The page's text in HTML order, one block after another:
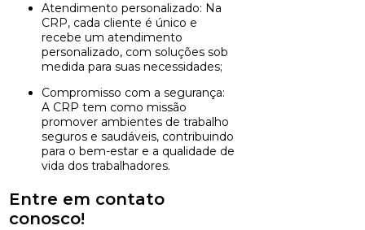
Atendimento personalizado: Na
CRP, cada cliente é único e
recebe um atendimento
personalizado, com soluções sob
medida para suas necessidades;
Compromisso com a segurança:
A CRP tem como missão
promover ambientes de trabalho
seguros e saudáveis, contribuindo
para o bem-estar e a qualidade de
vida dos trabalhadores.
Entre em contato
conosco!